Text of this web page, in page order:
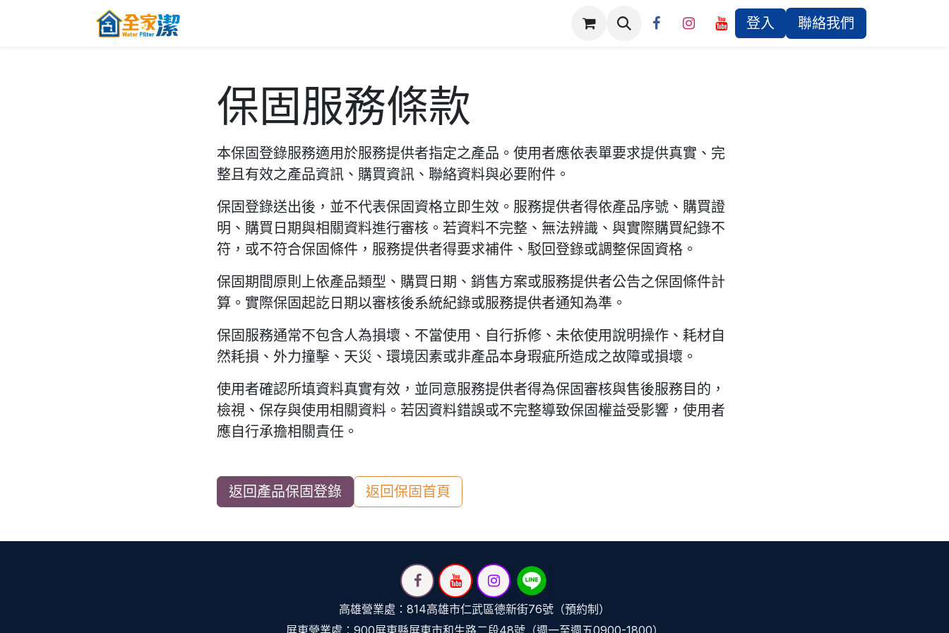
產品保固登錄 登入 聯絡我們
保固服務條款
本保固登錄服務適用於服務提供者指定之產品。使用者應依表單要求提供真實、完
整且有效之產品資訊、購買資訊、聯絡資料與必要附件。
保固登錄送出後，並不代表保固資格立即生效。服務提供者得依產品序號、購買證
明、購買日期與相關資料進行審核。若資料不完整、無法辨識、與實際購買紀錄不
符，或不符合保固條件，服務提供者得要求補件、駁回登錄或調整保固資格。
保固期間原則上依產品類型、購買日期、銷售方案或服務提供者公告之保固條件計
算。實際保固起訖日期以審核後系統紀錄或服務提供者通知為準。
保固服務通常不包含人為損壞、不當使用、自行拆修、未依使用說明操作、耗材自
然耗損、外力撞擊、天災、環境因素或非產品本身瑕疵所造成之故障或損壞。
使用者確認所填資料真實有效，並同意服務提供者得為保固審核與售後服務目的，
檢視、保存與使用相關資料。若因資料錯誤或不完整導致保固權益受影響，使用者
應自行承擔相關責任。
返回產品保固登錄 返回保固首頁
高雄營業處：814高雄市仁武區德新街76號（預約制）